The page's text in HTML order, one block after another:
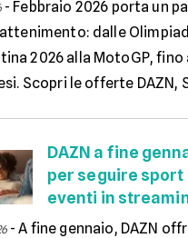
- Febbraio 2026 porta un
dalle
2026 alla MotoGP, fino
Scopri le offerte DAZN,
DAZN a fine
per seguire sport
eventi in
-A fine gennaio, DAZN